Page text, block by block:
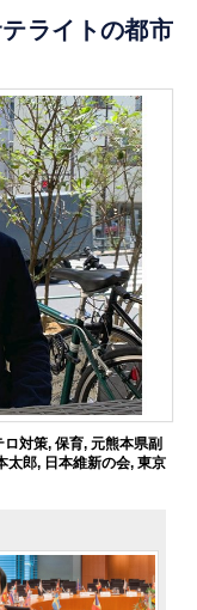
ライトの都市
ロ対策, 保育, 元熊本県副
太郎, 日本維新の会,東京